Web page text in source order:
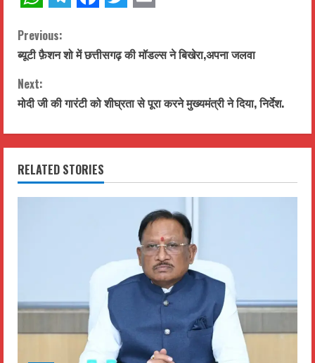
C
o
n
t
i
n
e
a
Previous:
ब्यूटी फ़ैशन शो में छत्तीसगढ़ की मॉडल्स ने बिखेरा,अपना जलवा
Next:
मोदी जी की गारंटी को शीघ्रता से पूरा करने मुख्यमंत्री ने दिया, निर्देश.
RELATED STORIES